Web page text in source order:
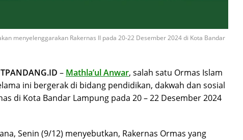
menyelenggarakan Rakernas II pada 20-22 Desember 2024 di Kota Bandar
– Mathla’ul Anwar, salah satu Ormas Islam
ini bergerak di bidang pendidikan, dakwah dan sosial
di Kota Bandar Lampung pada 20 – 22 Desember 2024
Senin (9/12) menyebutkan, Rakernas Ormas yang